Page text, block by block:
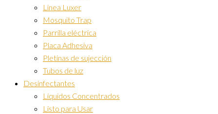
Linea Luxer
Mosquito Trap
Parrilla eléctrica
Placa Adhesiva
Pletinas de sujección
Tubos de luz
Desinfectantes
Líquidos Concentrados
Listo para Usar